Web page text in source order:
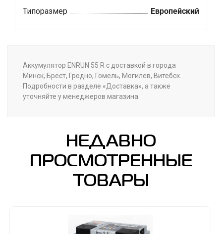
Типоразмер
Европейский
Аккумулятор ENRUN 55 R с доставкой в города
Минск, Брест, Гродно, Гомель, Могилев, Витебск.
Подробности в разделе «Доставка», а также
уточняйте у менеджеров магазина.
НЕДАВНО
ПРОСМОТРЕННЫЕ
ТОВАРЫ